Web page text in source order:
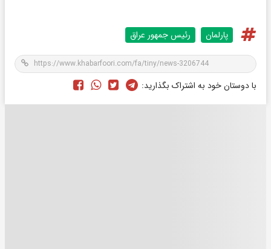
پارلمان رئیس جمهور عراق
با دوستان خود به اشتراک بگذارید: